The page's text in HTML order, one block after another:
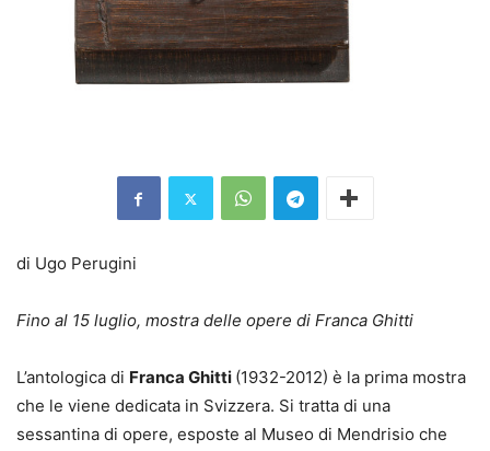
di Ugo Perugini
Fino al 15 luglio, mostra delle opere di Franca Ghitti
L’antologica di Franca Ghitti (1932-2012) è la prima mostra
che le viene dedicata in Svizzera. Si tratta di una
sessantina di opere, esposte al Museo di Mendrisio che